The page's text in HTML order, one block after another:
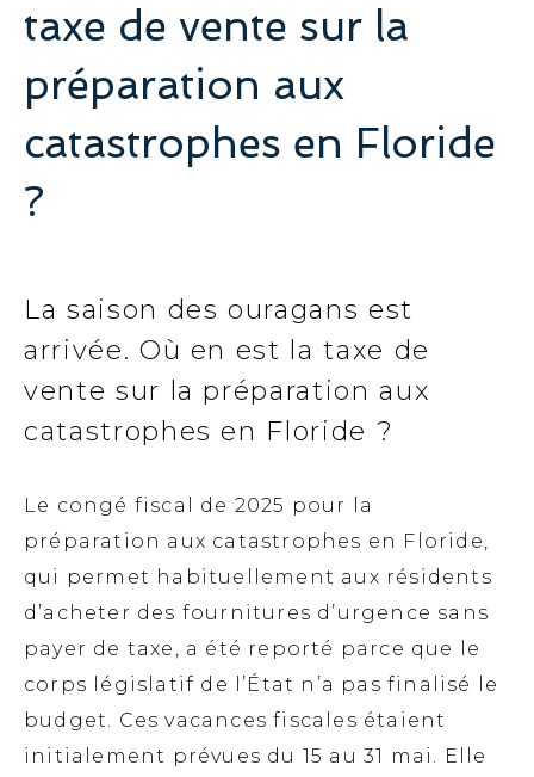
taxe de vente sur la
préparation aux
catastrophes en Floride
?
La saison des ouragans est
arrivée. Où en est la taxe de
vente sur la préparation aux
catastrophes en Floride ?
Le congé fiscal de 2025 pour la
préparation aux catastrophes en Floride,
qui permet habituellement aux résidents
d’acheter des fournitures d’urgence sans
payer de taxe, a été reporté parce que le
corps législatif de l’État n’a pas finalisé le
budget. Ces vacances fiscales étaient
initialement prévues du 15 au 31 mai. Elle